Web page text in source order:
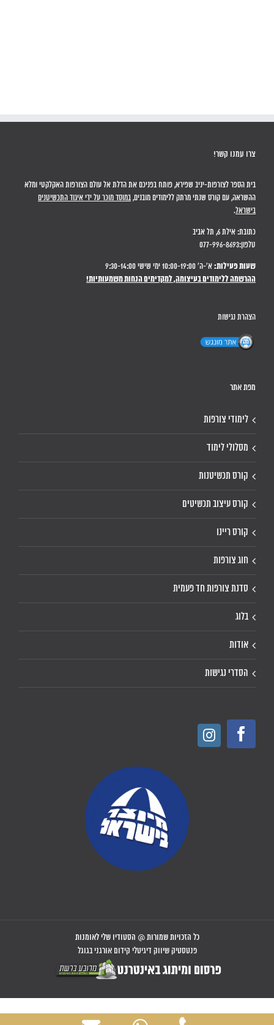
צרו עמנו קשר!
בית הספר לצורפות-יניב שפירא, פותח בפניכם את הדלת אל עולם הצורפות האקלקטי ומלא
ההשראה, עם קורס שנתי מרתק ללימודים מובנים, במוסד מוכר על ידי איגוד התכשיטנים
בישראל.
כתובת: אילת 6, תל אביב
טלפון:077-996-8693
שעות פעילות: א'-ה' 10:00-19:00 ימי שישי 9:30-14:00
ההרשמה ללימודים בעיצומה, למקדימים הנחות משמעותיות!
הצהרת נגישות
מפת אתר
לימודי צורפות
מסלולי לימוד
קורס תכשיטנות
קורס עיצוב תכשיטים
קורס ריינו
חוג צורפות
סדנת צורפות חד פעמית
בלוג
אודות
הסדרי נגישות
כל הזכויות שמורות @ הסטודיו שלי לאומנות
פנטסטיק שיווק דיגיטלי קידום אורגני בגוגל